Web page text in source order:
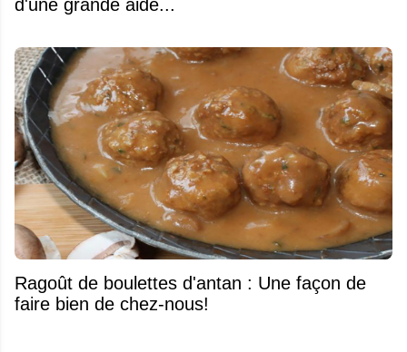
d'une grande aide...
Ragoût de boulettes d'antan : Une façon de
faire bien de chez-nous!